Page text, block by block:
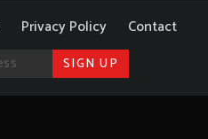
Privacy Policy Contact